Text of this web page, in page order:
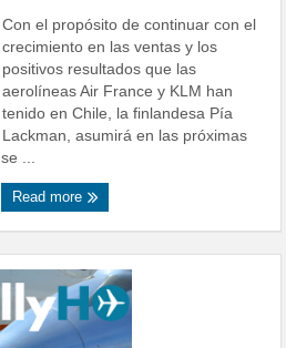
Con el propósito de continuar con el
crecimiento en las ventas y los
positivos resultados que las
aerolíneas Air France y KLM han
tenido en Chile, la finlandesa Pía
Lackman, asumirá en las próximas
se ...
Read more